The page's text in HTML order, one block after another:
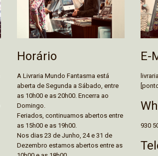
Horário
A Livraria Mundo Fantasma está
aberta de Segunda a Sábado, entre
as 10h00 e as 20h00. Encerra ao
Domingo.
Feriados, continuamos abertos entre
as 15h00 e as 19h00.
Nos dias 23 de Junho, 24 e 31 de
Dezembro estamos abertos entre as
E-
930